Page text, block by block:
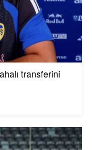
transferini